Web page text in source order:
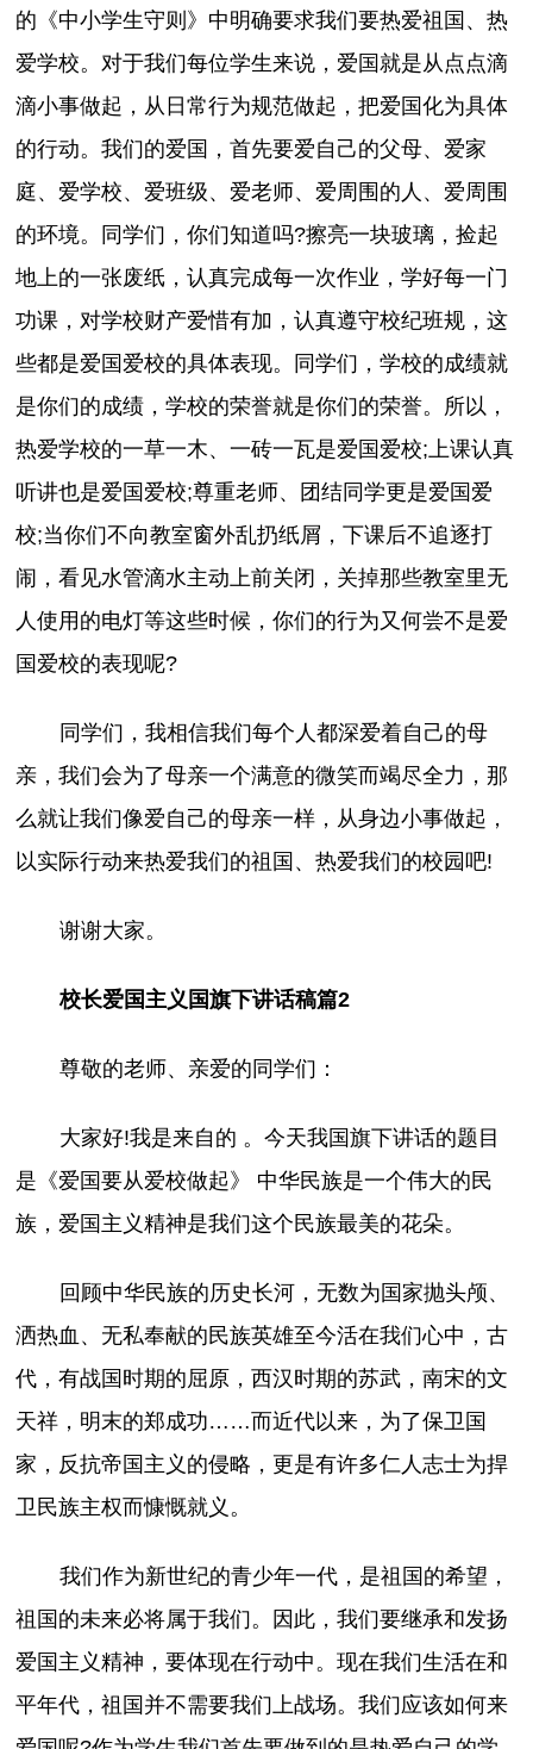
的《中小学生守则》中明确要求我们要热爱祖国、热
爱学校。对于我们每位学生来说，爱国就是从点点滴
滴小事做起，从日常行为规范做起，把爱国化为具体
的行动。我们的爱国，首先要爱自己的父母、爱家
庭、爱学校、爱班级、爱老师、爱周围的人、爱周围
的环境。同学们，你们知道吗?擦亮一块玻璃，捡起
地上的一张废纸，认真完成每一次作业，学好每一门
功课，对学校财产爱惜有加，认真遵守校纪班规，这
些都是爱国爱校的具体表现。同学们，学校的成绩就
是你们的成绩，学校的荣誉就是你们的荣誉。所以，
热爱学校的一草一木、一砖一瓦是爱国爱校;上课认真
听讲也是爱国爱校;尊重老师、团结同学更是爱国爱
校;当你们不向教室窗外乱扔纸屑，下课后不追逐打
闹，看见水管滴水主动上前关闭，关掉那些教室里无
人使用的电灯等这些时候，你们的行为又何尝不是爱
国爱校的表现呢?
同学们，我相信我们每个人都深爱着自己的母
亲，我们会为了母亲一个满意的微笑而竭尽全力，那
么就让我们像爱自己的母亲一样，从身边小事做起，
以实际行动来热爱我们的祖国、热爱我们的校园吧!
谢谢大家。
校长爱国主义国旗下讲话稿篇2
尊敬的老师、亲爱的同学们：
大家好!我是来自的 。今天我国旗下讲话的题目
是《爱国要从爱校做起》 中华民族是一个伟大的民
族，爱国主义精神是我们这个民族最美的花朵。
回顾中华民族的历史长河，无数为国家抛头颅、
洒热血、无私奉献的民族英雄至今活在我们心中，古
代，有战国时期的屈原，西汉时期的苏武，南宋的文
天祥，明末的郑成功……而近代以来，为了保卫国
家，反抗帝国主义的侵略，更是有许多仁人志士为捍
卫民族主权而慷慨就义。
我们作为新世纪的青少年一代，是祖国的希望，
祖国的未来必将属于我们。因此，我们要继承和发扬
爱国主义精神，要体现在行动中。现在我们生活在和
平年代，祖国并不需要我们上战场。我们应该如何来